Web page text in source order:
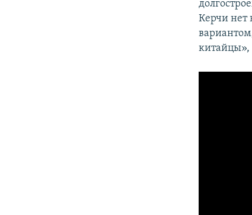
Керчи нет
китайцы»,